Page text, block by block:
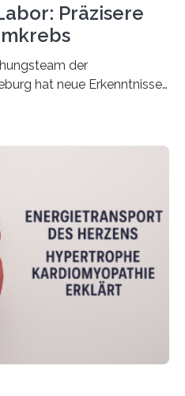
Präzisere
der
hat neue Erkenntnisse
aktuellen Studie,
dass Mini-Tumore
und Patienten –
werden können, um
am besten
identifiziert, das künftig
passenden Therapie
zählt weltweit zu den